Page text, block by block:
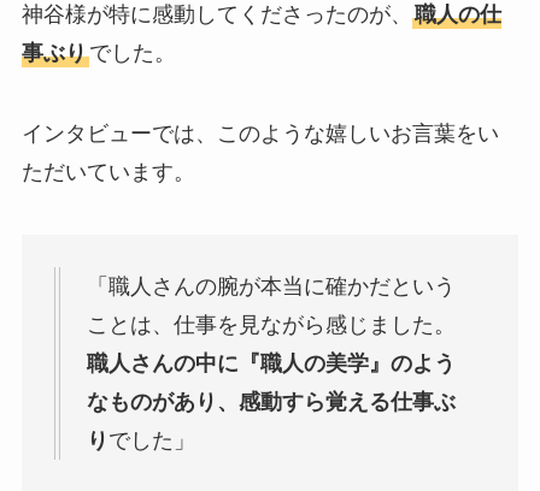
神谷様が特に感動してくださったのが、 職人の仕
事ぶりでした。
インタビューでは、このような嬉しいお言葉をい
ただいています。
「職人さんの腕が本当に確かだという
ことは、仕事を見ながら感じました。
職人さんの中に『職人の美学』のよう
なものがあり、感動すら覚える仕事ぶ
り でした」